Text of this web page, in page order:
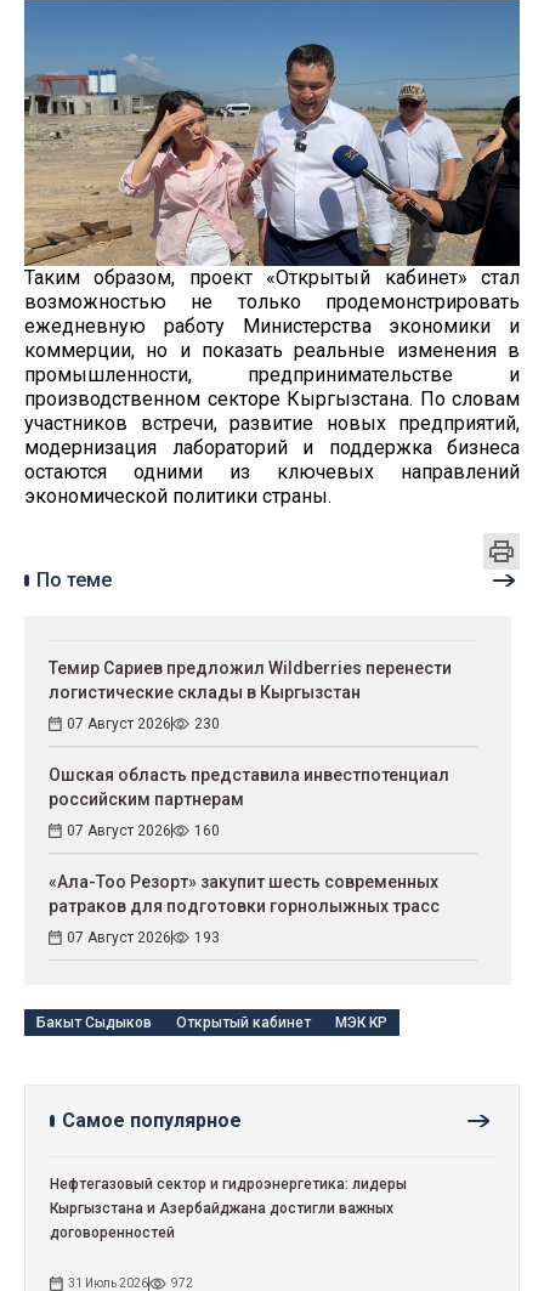
Таким образом, проект «Открытый кабинет» стал
возможностью не только продемонстрировать
ежедневную работу Министерства экономики и
коммерции, но и показать реальные изменения в
промышленности, предпринимательстве и
производственном секторе Кыргызстана. По словам
участников встречи, развитие новых предприятий,
модернизация лабораторий и поддержка бизнеса
остаются одними из ключевых направлений
экономической политики страны.
По теме
Темир Сариев предложил Wildberries перенести
логистические склады в Кыргызстан
07 Август 2026 230
Ошская область представила инвестпотенциал
российским партнерам
07 Август 2026 160
«Ала-Тоо Резорт» закупит шесть современных
ратраков для подготовки горнолыжных трасс
07 Август 2026 193
Бакыт Сыдыков Открытый кабинет МЭК КР
Самое популярное
Нефтегазовый сектор и гидроэнергетика: лидеры
Кыргызстана и Азербайджана достигли важных
договоренностей
31 Июль 2026 972